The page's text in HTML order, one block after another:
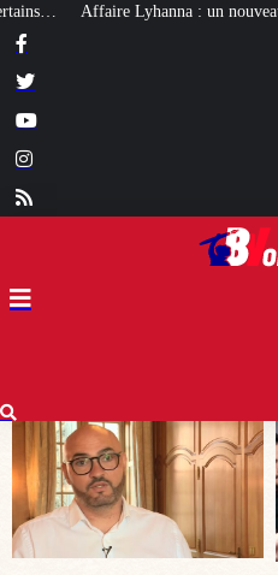
rapport qui tombe comme un cruel